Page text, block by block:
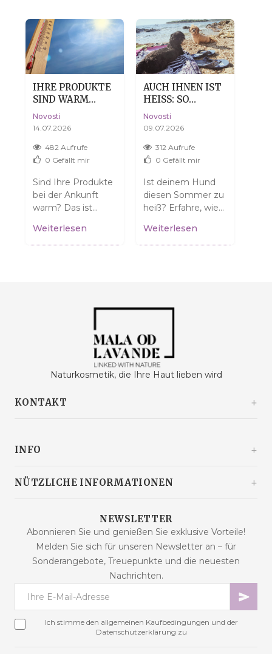
IHRE PRODUKTE
SIND WARM
ANGEKOMMEN?
KEINE SORGE,
NORMAL.
Novosti
14.07.2026
482 Aufrufe
0 Gefällt mir
Sind Ihre Produkte
bei der Ankunft
warm? Das ist
bedeutet NICHT,
dass sie beschädigt
Weiterlesen
AUCH IHNEN IST
HEISS: SO H
ILFST DU D
EINEM HUND, D
HNE DRAMA ZU Ü
BERSTEHEN
Novosti
09.07.2026
312 Aufrufe
0 Gefällt mir
Ist deinem Hund
diesen Sommer zu
heiß? Erfahre, wie
kannst! Tipps für
sichere
Weiterlesen
Naturkosmetik, die Ihre Haut lieben wird
KONTAKT
Kroatien
info@malaodlavande.com
Mo. - Fr.: 09 - 15 Uhr
INFO
Über uns
Produkte im Angebot
Neue Produkte
Sitemap
Online-Streitbeilegung
NÜTZLICHE INFORMATIONEN
Häufig gestellte Fragen
Kaufbedingungen
Datensicherheit
Zahlungsarten
Treueprogramm
NEWSLETTER
Abonnieren Sie und genießen Sie exklusive Vorteile!
Melden Sie sich für unseren Newsletter an – für
Sonderangebote, Treuepunkte und die neuesten
Nachrichten.
Ich stimme den allgemeinen Kaufbedingungen und der
Datenschutzerklärung zu